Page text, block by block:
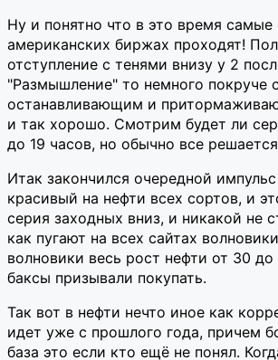
Ну и понятно что в это время
американских биржах проходят!
отступление с тенями внизу у 2
"Размышление" то немного покруче
останавливающим и
и так хорошо. Смотрим будет ли
до 19 часов, но обычно все
Итак закончился очередной
красивый на нефти всех сортов, и
серия заходных вниз, и никакой не
как пугают на всех сайтах
волновики весь рост нефти от 30
баксы призывали покупать.
Так вот в нефти нечто иное как
идет уже с прошлого года, причем
база это если кто ещё не понял.